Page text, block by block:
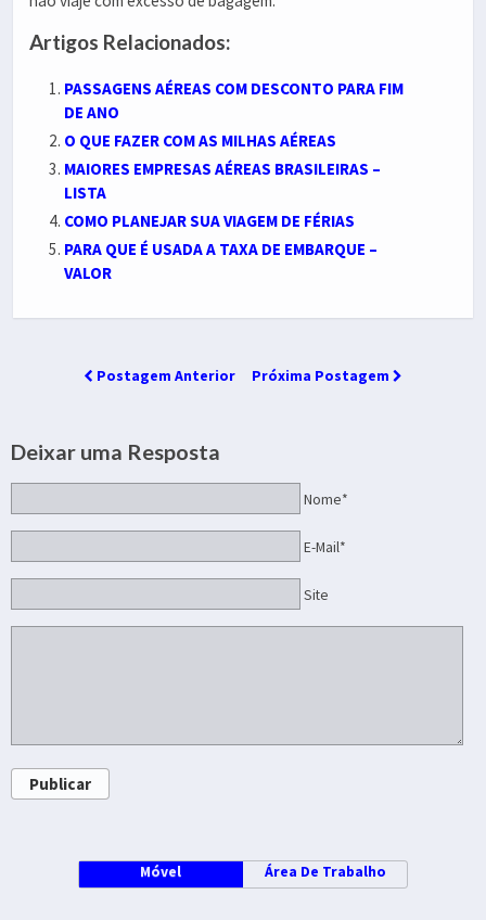
Artigos Relacionados:
PASSAGENS AÉREAS COM DESCONTO PARA FIM
DE ANO
O QUE FAZER COM AS MILHAS AÉREAS
MAIORES EMPRESAS AÉREAS BRASILEIRAS –
LISTA
COMO PLANEJAR SUA VIAGEM DE FÉRIAS
PARA QUE É USADA A TAXA DE EMBARQUE –
VALOR
Postagem Anterior Próxima Postagem
Deixar uma Resposta
Nome*
E-Mail*
Site
Publicar
Móvel Área De Trabalho